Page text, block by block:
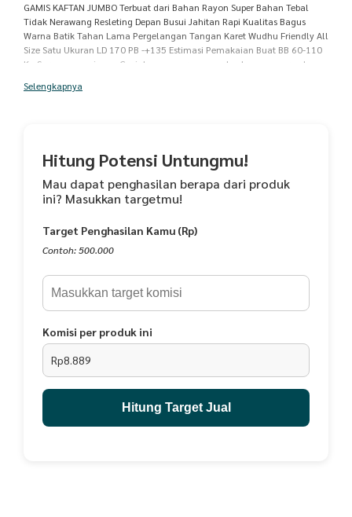
GAMIS KAFTAN JUMBO Terbuat dari Bahan Rayon Super Bahan Tebal
Tidak Nerawang Resleting Depan Busui Jahitan Rapi Kualitas Bagus
Warna Batik Tahan Lama Pergelangan Tangan Karet Wudhu Friendly All
Size Satu Ukuran LD 170 PB -+135 Estimasi Pemakaian Buat BB 60-110
Kg Saran pencucian : - Cuci dengan cara manual. - Jangan merendam
yang memiliki warna selain putih. - Tidak perlu menjemur kain
Tidak Ada Pembelian Minimal, Beli 1 pun kita layani. * Wajib
Selengkapnya
Hitung Potensi Untungmu!
Mau dapat penghasilan berapa dari produk
ini? Masukkan targetmu!
Target Penghasilan Kamu (Rp)
Contoh: 500.000
Komisi per produk ini
Rp8.889
Hitung Target Jual